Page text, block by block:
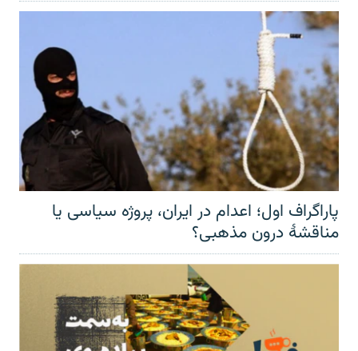
پاراگراف اول؛ اعدام در ایران، پروژه سیاسی یا
مناقشهٔ درون مذهبی؟